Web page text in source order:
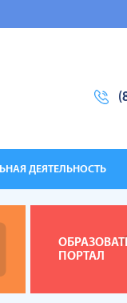
ДЕЯТЕЛЬНОСТЬ
ПОРТАЛ